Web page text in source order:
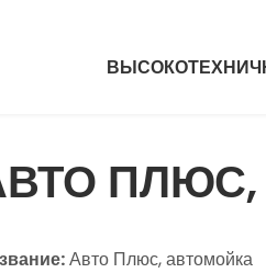
Авто Плюс, автомойка